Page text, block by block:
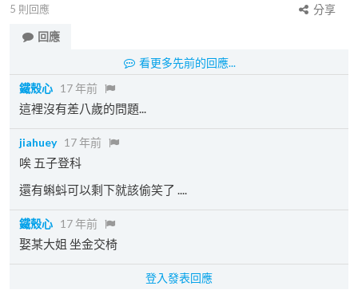
5 則回應
分享
回應
看更多先前的回應...
鐵殼心 17 年前
這裡沒有差八歲的問題...
jiahuey 17 年前
唉 五子登科
還有蝌蚪可以剩下就該偷笑了 ....
鐵殼心 17 年前
娶某大姐 坐金交椅
登入發表回應